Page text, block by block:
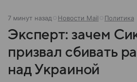
7 минут назад Новости Mail Политика
Эксперт: зачем
призвал сбивать
над Украиной